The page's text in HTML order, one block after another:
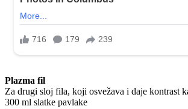
Plazma fil
Za drugi sloj fila, koji osvežava i daje kontrast
300 ml slatke pavlake